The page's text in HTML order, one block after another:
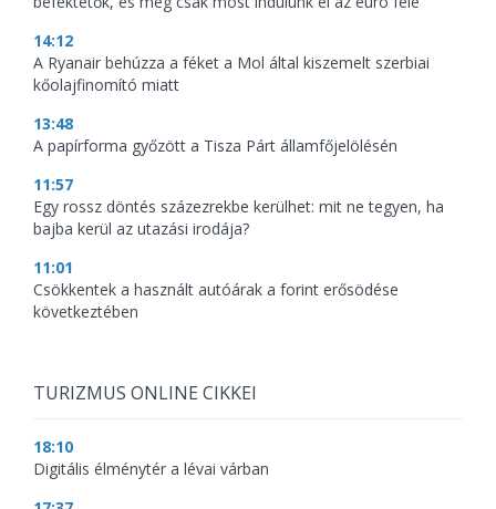
14:12
A Ryanair behúzza a féket a Mol által kiszemelt szerbiai
kőolajfinomító miatt
13:48
A papírforma győzött a Tisza Párt államfőjelölésén
11:57
Egy rossz döntés százezrekbe kerülhet: mit ne tegyen, ha
bajba kerül az utazási irodája?
11:01
Csökkentek a használt autóárak a forint erősödése
következtében
TURIZMUS ONLINE CIKKEI
18:10
Digitális élménytér a lévai várban